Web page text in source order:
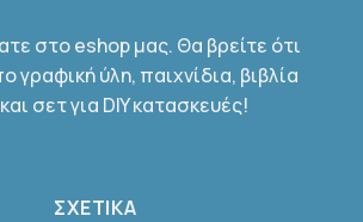
στο eshop μας. Θα βρείτε ότι
γραφική ύλη, παιχνίδια, βιβλία
σετ για DIY κατασκευές!
ΣΧΕΤΙΚΑ